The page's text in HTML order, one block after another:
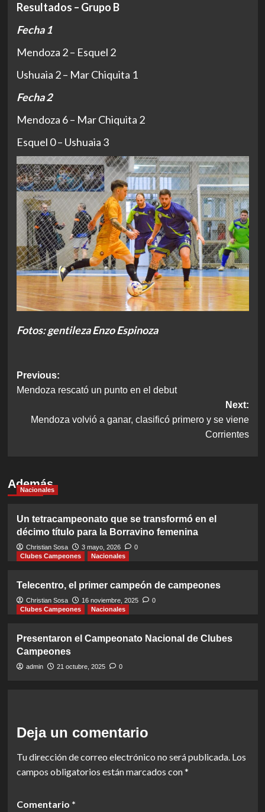
Resultados – Grupo B
Fecha 1
Mendoza 2 – Esquel 2
Ushuaia 2 – Mar Chiquita 1
Fecha 2
Mendoza 6 – Mar Chiquita 2
Esquel 0 – Ushuaia 3
Fotos: gentileza Enzo Espinoza
Post
navigation
Previous:
Mendoza rescató un punto en el debut
Next:
Mendoza volvió a ganar, clasificó primero y se viene
Corrientes
Además
Nacionales
Un tetracampeonato que se transformó en el
décimo título para la Borravino femenina
Christian Sosa 3 mayo, 2026
0
Clubes Campeones
Nacionales
Telecentro, el primer campeón de campeones
Christian Sosa 16 noviembre, 2025
0
Clubes Campeones
Nacionales
Presentaron el Campeonato Nacional de Clubes
Campeones
admin 21 octubre, 2025 0
Deja un comentario
Tu dirección de correo electrónico no será publicada. Los
campos obligatorios están marcados con*
Comentario *